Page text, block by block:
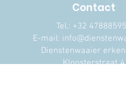
Contact
Tel.: +32
E-mail:
Dienstenwaaier
Kloosterstraat 4